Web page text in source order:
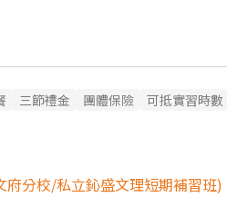
三節禮金 團體保險 可抵實習時數
府分校/私立鈊盛文理短期補習班)